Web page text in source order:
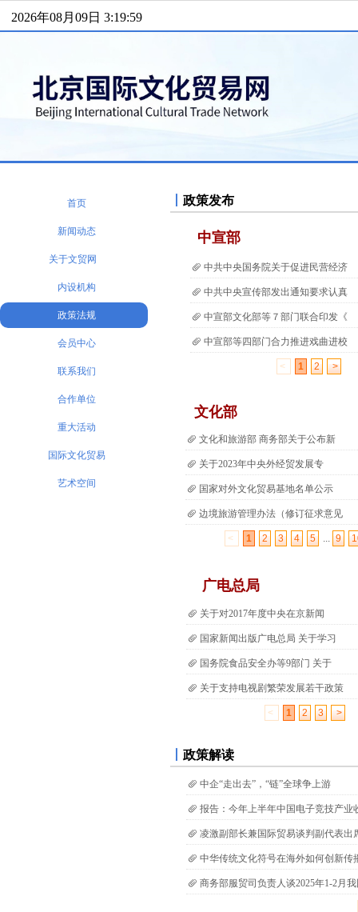
文化部
广电总局
文化和旅游部 商务部关于公布新
关于2023年中央外经贸发展专
国家对外文化贸易基地名单公示
边境旅游管理办法（修订征求意见
< 1 2 3 4 5 ... 9
2026年08月09日 3:19:59
首页
新闻动态
关于文贸网
内设机构
政策法规
会员中心
联系我们
合作单位
重大活动
国际文化贸易
艺术空间
中企“走出去”，“链”全球争上游
报告：今年上半年中国电子竞技产业
凌激副部长兼国际贸易谈判副代表出
中华传统文化符号在海外如何创新传
商务部服贸司负责人谈2025年1-2月
关于对2017年度中央在京新闻
国家新闻出版广电总局 关于学习
国务院食品安全办等9部门 关于
关于支持电视剧繁荣发展若干政策
< 1 2 3 >
中宣部
中共中央国务院关于促进民营经济
中共中央宣传部发出通知要求认真
中宣部文化部等７部门联合印发《
中宣部等四部门合力推进戏曲进校
< 1 2 >
政策发布
政策解读